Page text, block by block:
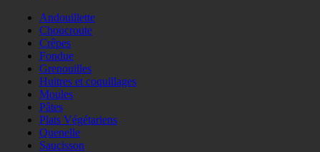
Andouillette
Choucroute
Crêpes
Fondue
Grenouilles
Huitres et coquillages
Moules
Pâtes
Plats Végétariens
Quenelle
Saucisson